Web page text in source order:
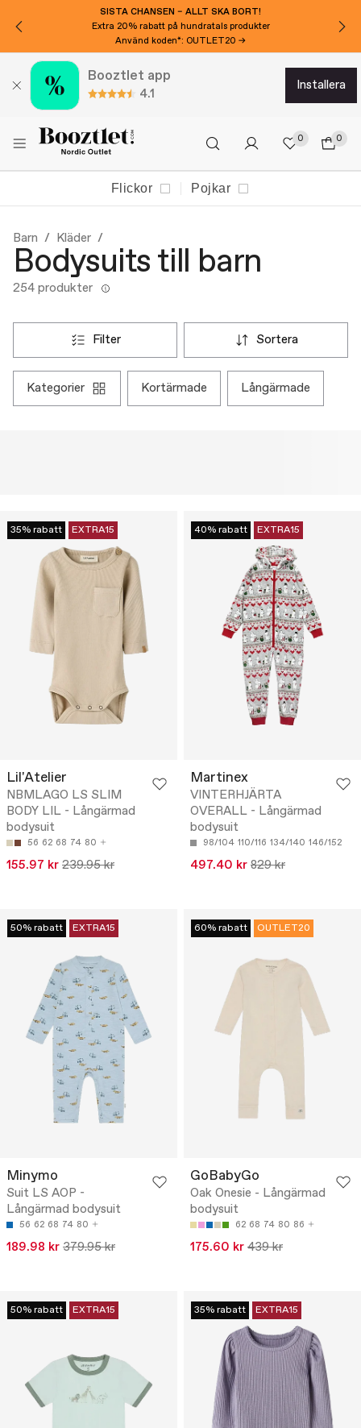
SISTA CHANSEN – ALLT SKA BORT!
Extra 20% rabatt på hundratals produkter
Använd koden*: OUTLET20 →
Booztlet app
4.1
installera
0 0
Flickor Pojkar
Barn Kläder
Bodysuits till barn
254 produkter
filter sortera
kategorier kortärmade långärmade
35% rabatt EXTRA15
Lil'Atelier
NBMLAGO LS SLIM
BODY LIL - Långärmad
bodysuit
56 62 68 74 80
155.97 kr 239.95 kr
40% rabatt EXTRA15
Martinex
VINTERHJÄRTA
OVERALL - Långärmad
bodysuit
98/104 110/116 134/140 146/152
497.40 kr 829 kr
50% rabatt EXTRA15
Minymo
Suit LS AOP -
Långärmad bodysuit
56 62 68 74 80
189.98 kr 379.95 kr
60% rabatt OUTLET20
GoBabyGo
Oak Onesie - Långärmad
bodysuit
62 68 74 80 86
175.60 kr 439 kr
50% rabatt EXTRA15 35% rabatt EXTRA15